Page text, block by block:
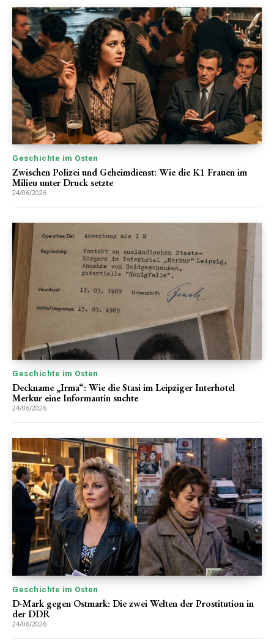
Geschichte im Osten
Zwischen Polizei und Geheimdienst: Wie die K1 Frauen im
Milieu unter Druck setzte
24/06/2026
Geschichte im Osten
Deckname „Irma“: Wie die Stasi im Leipziger Interhotel
Merkur eine Informantin suchte
24/06/2026
Geschichte im Osten
D-Mark gegen Ostmark: Die zwei Welten der Prostitution in
der DDR
24/06/2026